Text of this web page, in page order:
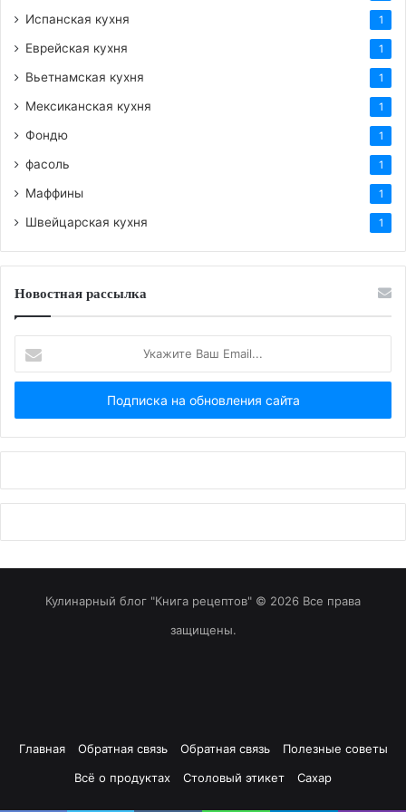
Испанская кухня 1
Еврейская кухня 1
Вьетнамская кухня 1
Мексиканская кухня 1
Фондю 1
фасоль 1
Маффины 1
Швейцарская кухня 1
Новостная рассылка
Ваш
Email...
Кулинарный блог "Книга рецептов" © 2026 Все права
защищены.
Главная Обратная связь Обратная связь
Полезные советы
Всё о продуктах
Столовый этикет Сахар